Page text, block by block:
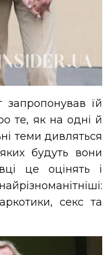
їй
те, як на одні й
теми дивляться
будуть вони
це оцінять і
секс та